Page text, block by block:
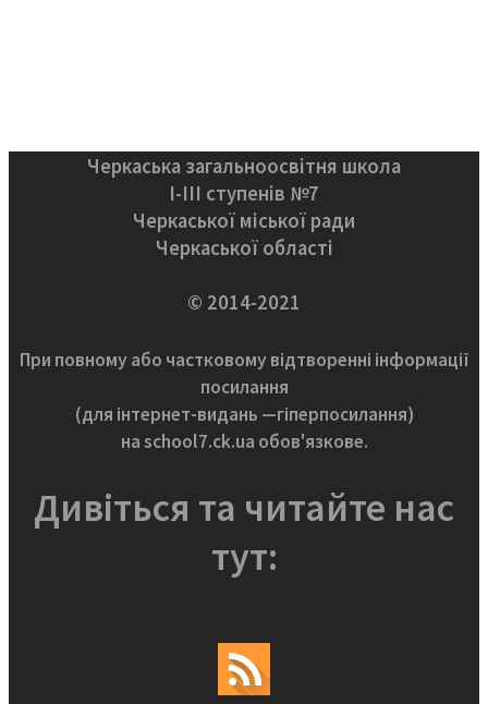
Черкаська загальноосвітня школа
І-ІІІ ступенів №7
Черкаської міської ради
Черкаської області
© 2014-2021
При повному або частковому відтворенні інформації
посилання
(для інтернет-видань —гіперпосилання)
на school7.ck.ua обов'язкове.
Дивіться та читайте нас
тут: